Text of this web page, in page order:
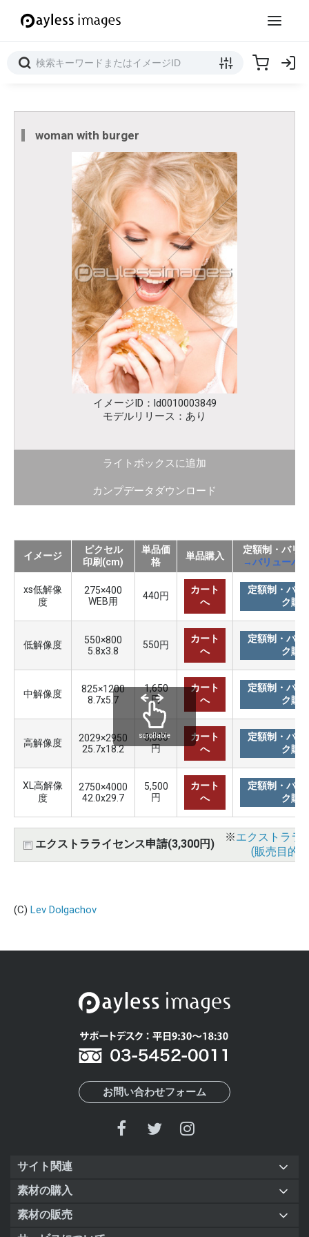
woman with burger
イメージID：ld0010003849
モデルリリース：あり
ライトボックスに追加
カンプデータダウンロード
イメージ
ピクセル
印刷(cm)
単品価
格
単品購入
定額制・バリ
→バリューパ
xs低解像
度
275×400
WEB用
440円
カート
へ
定額制・バリ
ク購
低解像度
550×800
5.8x3.8
550円
カート
へ
定額制・バリ
ク購
中解像度
825×1200
8.7x5.7
1,650
円
カート
へ
定額制・バリ
ク購
高解像度
2029×2950
25.7x18.2
3,300
円
カート
へ
定額制・バリ
ク購
XL高解像
度
2750×4000
42.0x29.7
5,500
円
カート
へ
定額制・バリ
ク購
エクストラライセンス申請(3,300円)
※エクストララ
(販売目的
scrollable
(C) Lev Dolgachov
お問い合わせフォーム
サイト関連
素材の購入
素材の販売